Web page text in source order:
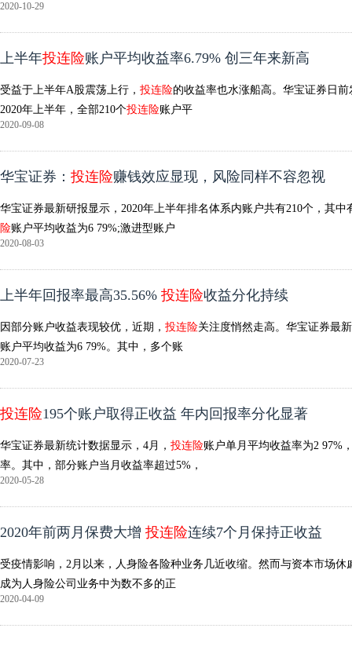
2020-10-29
上半年投连险账户平均收益率6.79% 创三年来新高
受益于上半年A股震荡上行， 投连险的收益率也水涨船高。华宝证券日
2020年上半年，全部210个投连险账户平
2020-09-08
华宝证券： 投连险赚钱效应显现，风险同样不容忽视
华宝证券最新研报显示，2020年上半年排名体系内账户共有210个，其中
险账户平均收益为6 79%;激进型账户
2020-08-03
上半年回报率最高35.56% 投连险收益分化持续
因部分账户收益表现较优，近期， 投连险关注度悄然走高。华宝证券最
账户平均收益为6 79%。其中，多个账
2020-07-23
投连险195个账户取得正收益 年内回报率分化显著
华宝证券最新统计数据显示，4月， 投连险账户单月平均收益率为2 97%
率。其中，部分账户当月收益率超过5%，
2020-05-28
2020年前两月保费大增 投连险连续7个月保持正收益
受疫情影响，2月以来，人身险各险种业务几近收缩。然而与资本市场休
成为人身险公司业务中为数不多的正
2020-04-09